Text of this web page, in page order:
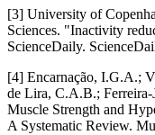
[3] University of
Sciences. "Inactivity
ScienceDaily.
[4] Encarnação, I.G.A.;
de Lira, C.A.B.;
Muscle Strength and
A Systematic Review.